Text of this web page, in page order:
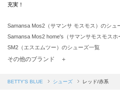
充実！
Samansa Mos2（サマンサ モスモス）のシュ
Samansa Mos2 home's（サマンサモスモス
SM2（エスエムツー）のシューズ一覧
TSUHARU by Samansa Mos2（ツハルバイサ
Samansa Mos2 blue（サマンサモスモス ブル
その他のブランド ＋
BETTY'S BLUE シューズ レッド/赤系